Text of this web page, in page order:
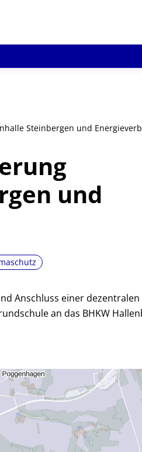
Steinbergen und
und
Anschluss einer dezentralen
an das BHKW